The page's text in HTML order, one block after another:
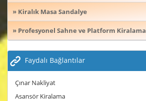
» Kiralık Masa Sandalye
» Profesyonel Sahne ve Platform Kiralama
Faydalı Bağlantılar
Çınar Nakliyat
Asansör Kiralama